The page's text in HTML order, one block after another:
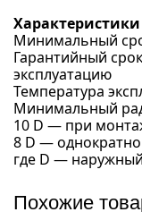
Характеристики
Минимальный
Гарантийный
эксплуатацию
Температура
Минимальный
10 D — при
8 D — однократно
где D —
Похожие